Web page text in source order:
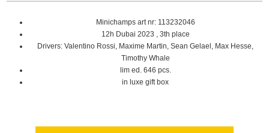
Minichamps art nr: 113232046
12h Dubai 2023 , 3th place
Drivers: Valentino Rossi, Maxime Martin, Sean Gelael, Max Hesse,
Timothy Whale
lim ed. 646 pcs.
in luxe gift box